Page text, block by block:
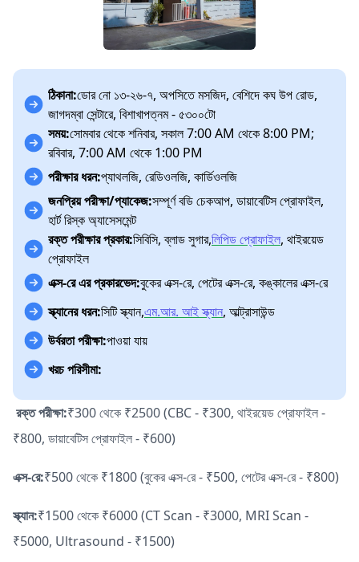
ঠিকানা:ডোর নো ১৩-২৬-৭, অপসিতে মসজিদ, বেশিদে কঘ উপ রোড,
জাগদম্বা সেন্টারে, বিশাখাপত্নম - ৫৩০০টো
সময়:সোমবার থেকে শনিবার, সকাল 7:00 AM থেকে 8:00 PM;
রবিবার, 7:00 AM থেকে 1:00 PM
পরীক্ষার ধরন:প্যাথলজি, রেডিওলজি, কার্ডিওলজি
জনপ্রিয় পরীক্ষা/প্যাকেজ:সম্পূর্ণ বডি চেকআপ, ডায়াবেটিস প্রোফাইল,
হার্ট রিস্ক অ্যাসেসমেন্ট
রক্ত পরীক্ষার প্রকার:সিবিসি, ব্লাড সুগার,লিপিড প্রোফাইল, থাইরয়েড
প্রোফাইল
এক্স-রে এর প্রকারভেদ:বুকের এক্স-রে, পেটের এক্স-রে, কঙ্কালের এক্স-রে
স্ক্যানের ধরন:সিটি স্ক্যান,এম.আর. আই স্ক্যান, আল্ট্রাসাউন্ড
উর্বরতা পরীক্ষা:পাওয়া যায়
খরচ পরিসীমা:
রক্ত পরীক্ষা:₹300 থেকে ₹2500 (CBC - ₹300, থাইরয়েড প্রোফাইল -
₹800, ডায়াবেটিস প্রোফাইল - ₹600)
এক্স-রে:₹500 থেকে ₹1800 (বুকের এক্স-রে - ₹500, পেটের এক্স-রে - ₹800)
স্ক্যান:₹1500 থেকে ₹6000 (CT Scan - ₹3000, MRI Scan -
₹5000, Ultrasound - ₹1500)